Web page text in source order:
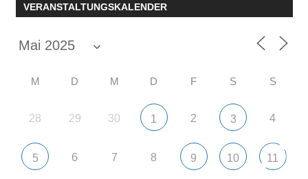
VERANSTALTUNGSKALENDER
M D M D F S S
28 29 30 1 2 3 4
5 6 7 8 9 10 11